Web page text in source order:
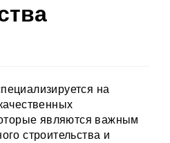
на
являются важным
строительства и